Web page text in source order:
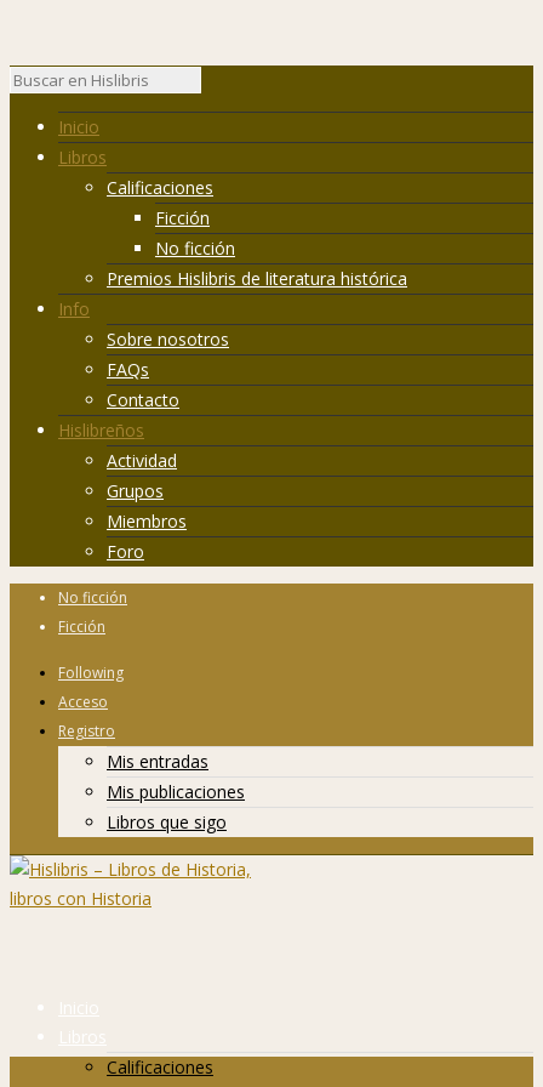
Inicio
Libros
Calificaciones
Ficción
No ficción
Premios Hislibris de literatura histórica
Info
Sobre nosotros
FAQs
Contacto
Hislibreños
Actividad
Grupos
Miembros
Foro
No ficción
Ficción
Following
Acceso
Registro
Mis entradas
Mis publicaciones
Libros que sigo
Inicio
Libros
Calificaciones